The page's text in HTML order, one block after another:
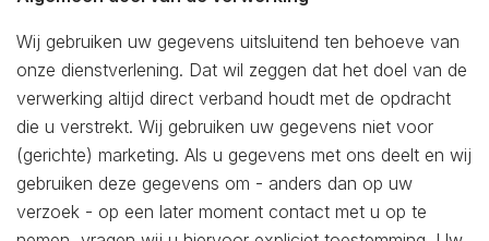
Wij gebruiken uw gegevens uitsluitend ten behoeve van
onze dienstverlening. Dat wil zeggen dat het doel van de
verwerking altijd direct verband houdt met de opdracht
die u verstrekt. Wij gebruiken uw gegevens niet voor
(gerichte) marketing. Als u gegevens met ons deelt en wij
gebruiken deze gegevens om - anders dan op uw
verzoek - op een later moment contact met u op te